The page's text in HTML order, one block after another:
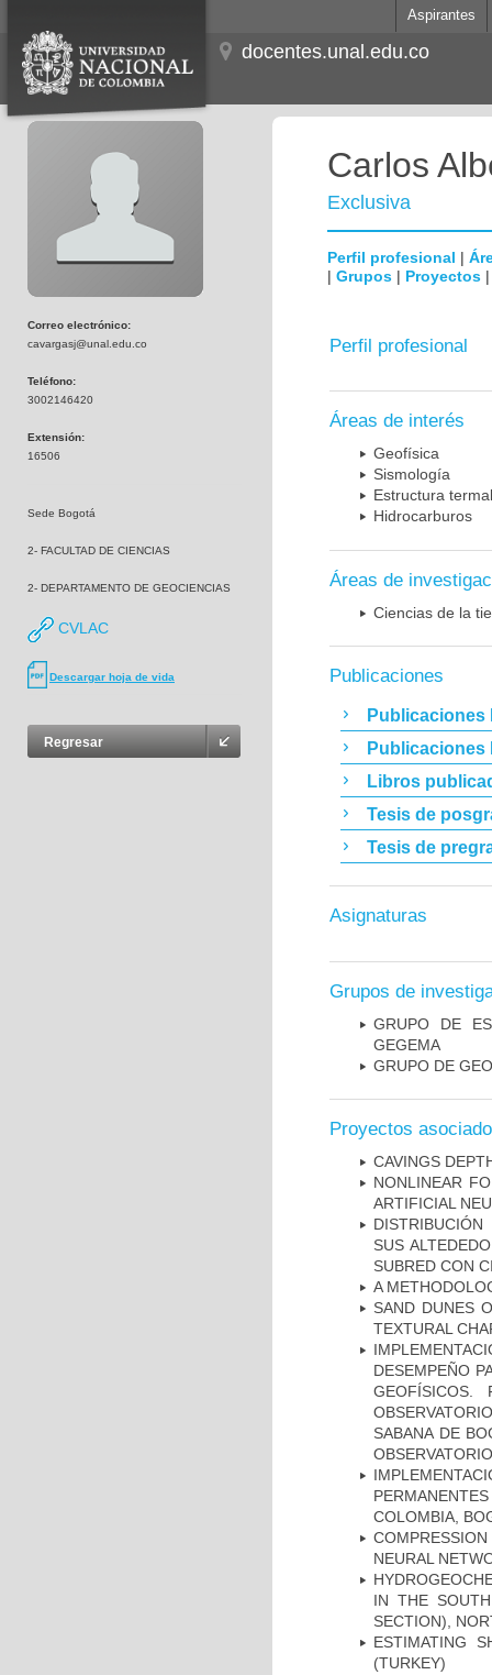
Aspirantes
docentes.unal.edu.co
Correo electrónico:
cavargasj@unal.edu.co
Teléfono:
3002146420
Extensión:
16506
Sede Bogotá
2- FACULTAD DE CIENCIAS
2- DEPARTAMENTO DE GEOCIENCIAS
CVLAC
Descargar hoja de vida
Regresar
Carlos
Exclusiva
Perfil profesional |
| Grupos | Proyectos
Perfil profesional
Áreas de interés
Geofísica
Sismología
Estructura
Hidrocarburos
Áreas de
Ciencias de la
Publicaciones
Publicaciones
Publicaciones
Libros
Tesis de
Tesis de
Asignaturas
Grupos de
GRUPO DE
GEGEMA
GRUPO DE
Proyectos
CAVINGS
NONLINEAR
ARTIFICIAL
SUS
SUBRED CON
A
SAND DUNES
TEXTURAL
DESEMPEÑO
GEOFÍSICOS.
SABANA DE
COLOMBIA,
NEURAL
IN THE
SECTION),
ESTIMATING
(TURKEY)